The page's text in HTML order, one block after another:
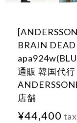
BRAIN
通販 韓国代
店舗
¥44,400